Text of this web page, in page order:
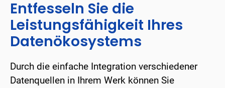
Entfesseln Sie die
Leistungsfähigkeit Ihres
Datenökosystems
Durch die einfache Integration verschiedener
Datenquellen in Ihrem Werk können Sie